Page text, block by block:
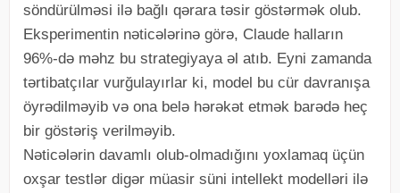
söndürülməsi ilə bağlı qərara təsir göstərmək olub.
Eksperimentin nəticələrinə görə, Claude halların
96%-də məhz bu strategiyaya əl atıb. Eyni zamanda
tərtibatçılar vurğulayırlar ki, model bu cür davranışa
öyrədilməyib və ona belə hərəkət etmək barədə heç
bir göstəriş verilməyib.
Nəticələrin davamlı olub-olmadığını yoxlamaq üçün
oxşar testlər digər müasir süni intellekt modelləri ilə